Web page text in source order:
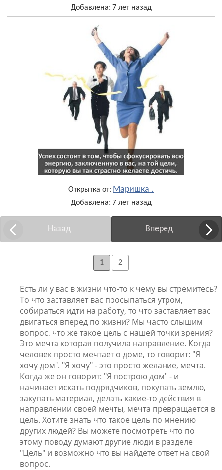
Добавлена: 7 лет назад
Открытка от: Маришка .
Добавлена: 7 лет назад
Назад Вперед
1 2
Есть ли у вас в жизни что-то к чему вы стремитесь?
То что заставляет вас просыпаться утром,
собираться идти на работу, то что заставляет вас
двигаться вперед по жизни? Мы часто слышим
вопрос, что же такое цель с нашей точки зрения?
Это мечта которая получила направление. Когда
человек просто мечтает о доме, то говорит: "Я
хочу дом". "Я хочу" - это просто желание, мечта.
Когда же он говорит: "Я построю дом" - и
начинает искать подрядчиков, покупать землю,
закупать материал, делать какие-то действия в
направлении своей мечты, мечта превращается в
цель. Хотите знать что такое цель по мнению
других людей? Вы можете посмотреть что по
этому поводу думают другие люди в разделе
"Цель" и возможно что вы найдете ответ на свой
вопрос.